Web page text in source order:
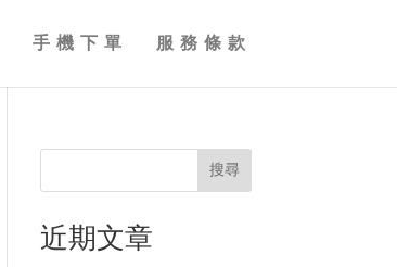
手機下單 服務條款
搜尋
近期文章